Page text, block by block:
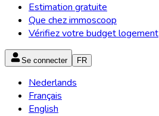
Estimation gratuite
Que chez immoscoop
Vérifiez votre budget logement
Se connecter FR
Nederlands
Français
English